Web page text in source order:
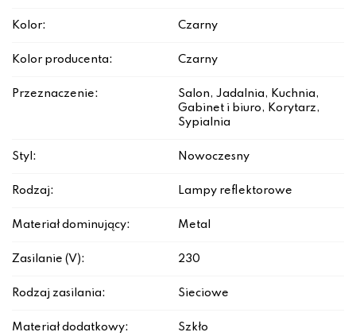
Kolor: Czarny
Kolor producenta: Czarny
Przeznaczenie:
Salon, Jadalnia, Kuchnia,
Gabinet i biuro, Korytarz,
Sypialnia
Styl: Nowoczesny
Rodzaj: Lampy reflektorowe
Materiał dominujący: Metal
Zasilanie (V): 230
Rodzaj zasilania: Sieciowe
Materiał dodatkowy: Szkło